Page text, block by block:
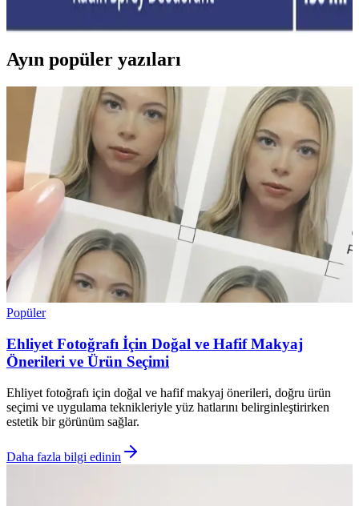
azaltan seçenekler sunuyor.
Ayın popüler yazıları
Popüler
Ehliyet Fotoğrafı İçin Doğal ve Hafif Makyaj
Önerileri ve Ürün Seçimi
Ehliyet fotoğrafı için doğal ve hafif makyaj önerileri, doğru ürün
seçimi ve uygulama teknikleriyle yüz hatlarını belirginleştirirken
estetik bir görünüm sağlar.
Daha fazla bilgi edinin